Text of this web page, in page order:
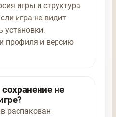
игры и структура
игра не видит
установки,
профиля и версию
не
распакован